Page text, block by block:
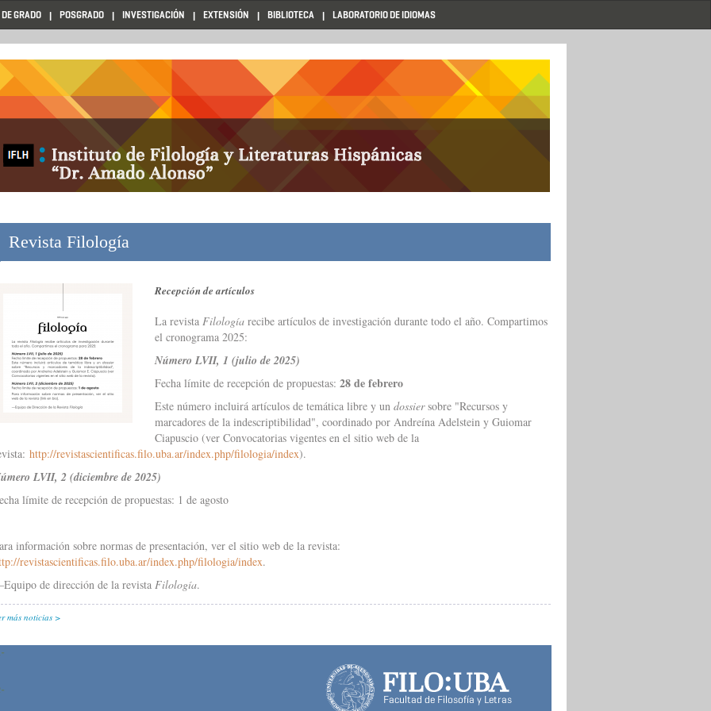
GRADO POSGRADO INVESTIGACIÓN EXTENSIÓN BIBLIOTECA LABORATORIO DE IDIOMAS
Revista Filología
Recepción de artículos
La revista Filología recibe artículos de investigación durante todo el año. Compartimos
el cronograma 2025:
Número LVII, 1 (julio de 2025)
Fecha límite de recepción de propuestas: 28 de febrero
Este número incluirá artículos de temática libre y un dossiersobre "Recursos y
marcadores de la indescriptibilidad", coordinado por Andreína Adelstein y Guiomar
Ciapuscio (ver Convocatorias vigentes en el sitio web de la
http://revistascientificas.filo.uba.ar/index.php/filologia/index).
LVII, 2 (diciembre de 2025)
límite de recepción de propuestas: 1 de agosto
información sobre normas de presentación, ver el sitio web de la revista:
revistascientificas.filo.uba.ar/index.php/filologia/index.
de dirección de la revista Filología.
más noticias